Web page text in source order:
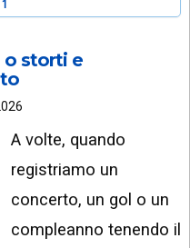
o storti e
A volte, quando
registriamo un
concerto, un gol o un
compleanno tenendo il